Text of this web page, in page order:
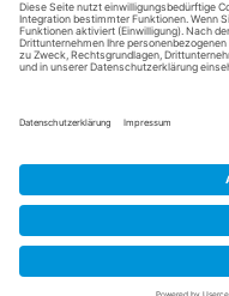
Kreditkartenzahlung (Visa,
PayPal-Konto.
Alle Zahlungsarten im
NewsletterImpressumAGB